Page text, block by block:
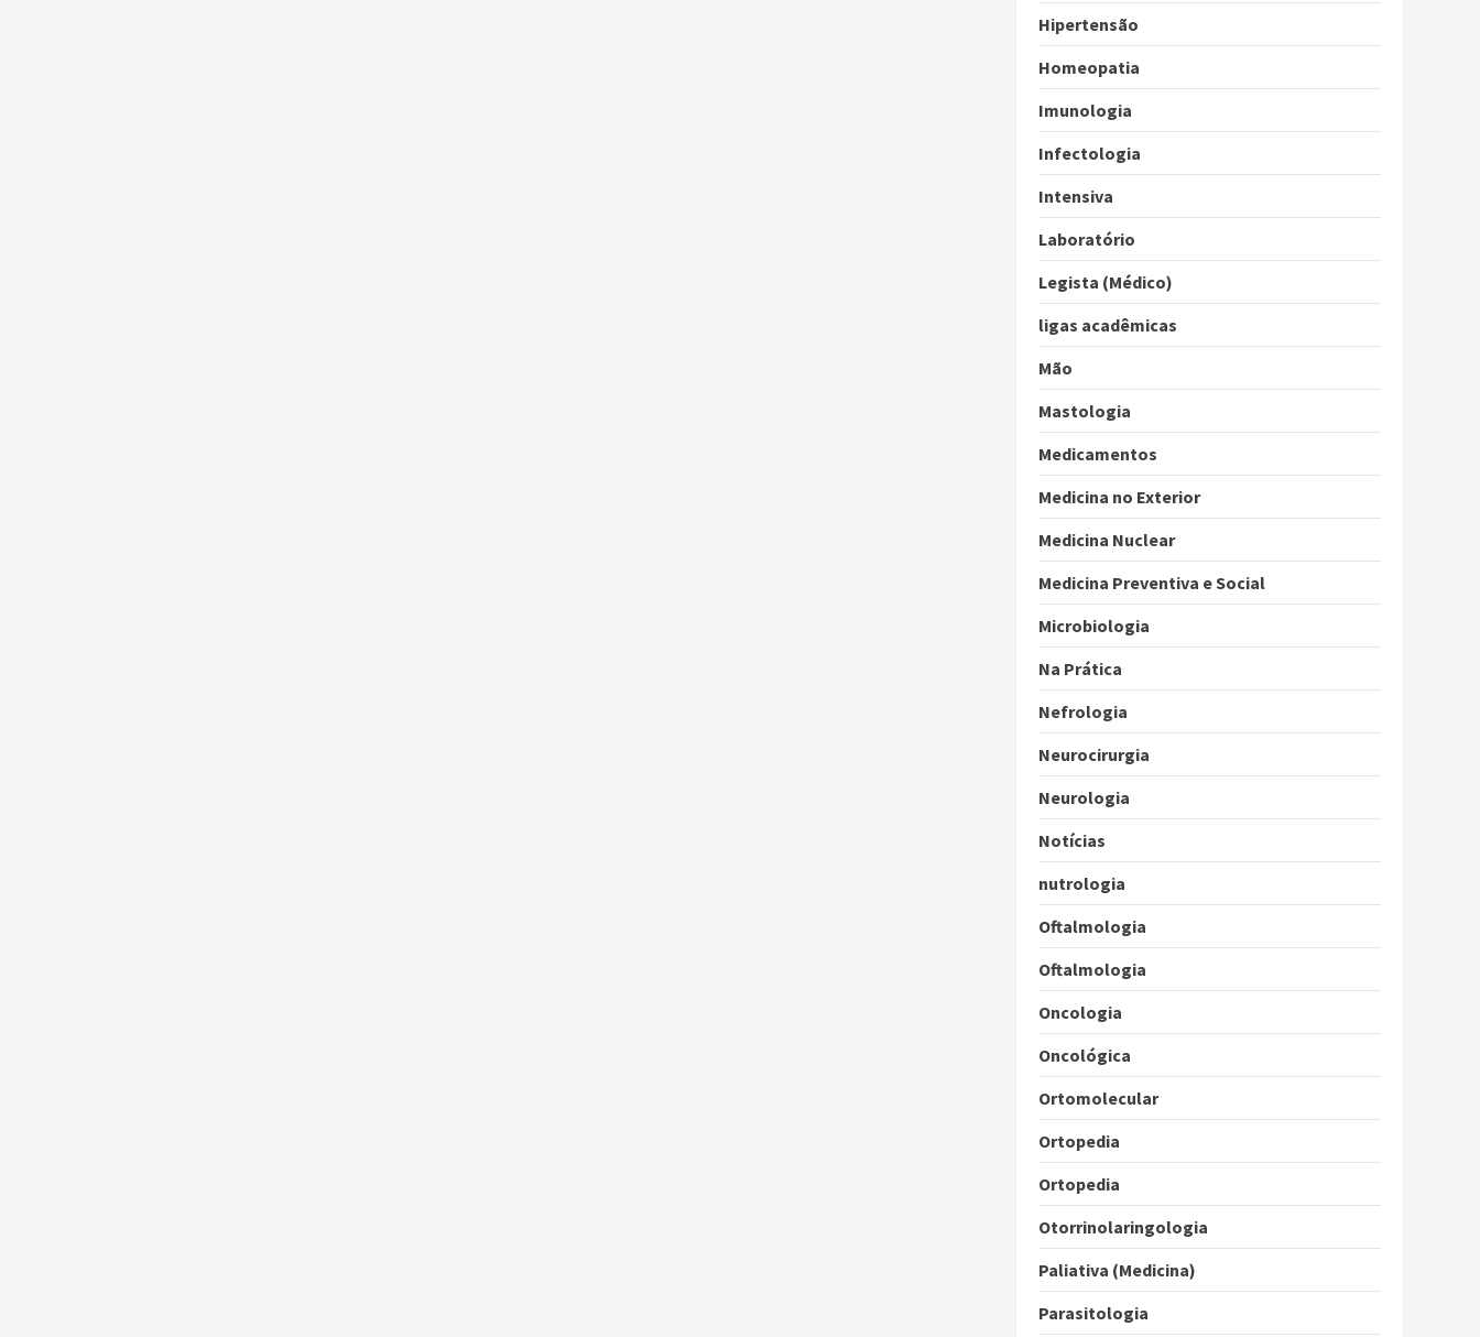
Hipertensão
Homeopatia
Imunologia
Infectologia
Intensiva
Laboratório
Legista (Médico)
ligas acadêmicas
Mão
Mastologia
Medicamentos
Medicina no Exterior
Medicina Nuclear
Medicina Preventiva e Social
Microbiologia
Na Prática
Nefrologia
Neurocirurgia
Neurologia
Notícias
nutrologia
Oftalmologia
Oftalmologia
Oncologia
Oncológica
Ortomolecular
Ortopedia
Ortopedia
Otorrinolaringologia
Paliativa (Medicina)
Parasitologia